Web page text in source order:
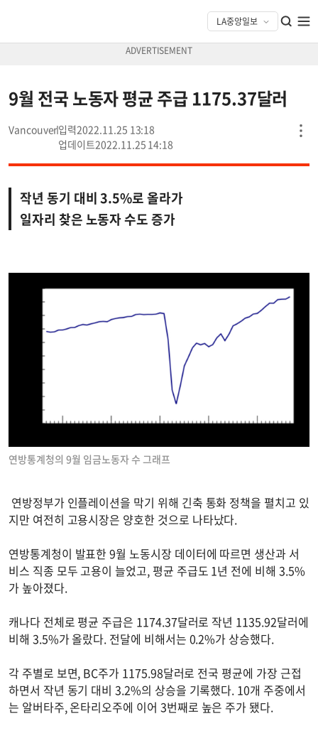
9월 전국 노동자 평균 주급 1175.37달러
Vancouver
2022.11.25 13:18
2022.11.25 14:18
작년 동기 대비 3.5%로 올라가
일자리 찾은 노동자 수도 증가
연방통계청의 9월 임금노동자 수 그래프
연방정부가 인플레이션을 막기 위해 긴축 통화 정책을 펼치고 있
지만 여전히 고용시장은 양호한 것으로 나타났다.
연방통계청이 발표한 9월 노동시장 데이터에 따르면 생산과 서
비스 직종 모두 고용이 늘었고, 평균 주급도 1년 전에 비해 3.5%
가 높아졌다.
캐나다 전체로 평균 주급은 1174.37달러로 작년 1135.92달러에
비해 3.5%가 올랐다. 전달에 비해서는 0.2%가 상승했다.
각 주별로 보면, BC주가 1175.98달러로 전국 평균에 가장 근접
하면서 작년 동기 대비 3.2%의 상승을 기록했다. 10개 주중에서
는 알버타주, 온타리오주에 이어 3번째로 높은 주가 됐다.